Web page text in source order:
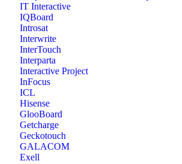
IT Interactive
IQBoard
Introsat
Interwrite
InterTouch
Interparta
Interactive Project
InFocus
ICL
Hisense
GlooBoard
Getcharge
Geckotouch
GALACOM
Exell